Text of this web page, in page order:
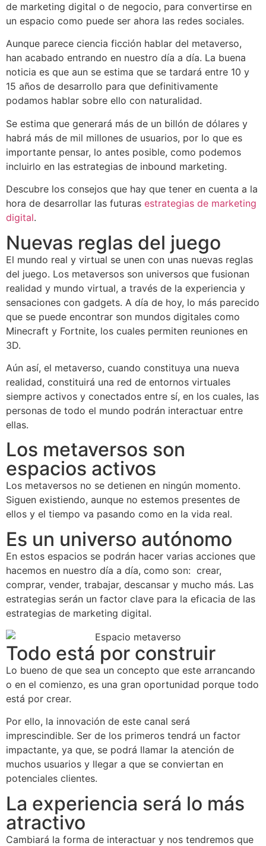
de marketing digital o de negocio, para convertirse en
un espacio como puede ser ahora las redes sociales.
Aunque parece ciencia ficción hablar del metaverso,
han acabado entrando en nuestro día a día. La buena
noticia es que aun se estima que se tardará entre 10 y
15 años de desarrollo para que definitivamente
podamos hablar sobre ello con naturalidad.
Se estima que generará más de un billón de dólares y
habrá más de mil millones de usuarios, por lo que es
importante pensar, lo antes posible, como podemos
incluirlo en las estrategias de inbound marketing.
Descubre los consejos que hay que tener en cuenta a la
hora de desarrollar las futuras estrategias de marketing
digital.
Nuevas reglas del juego
El mundo real y virtual se unen con unas nuevas reglas
del juego. Los metaversos son universos que fusionan
realidad y mundo virtual, a través de la experiencia y
sensaciones con gadgets. A día de hoy, lo más parecido
que se puede encontrar son mundos digitales como
Minecraft y Fortnite, los cuales permiten reuniones en
3D.
Aún así, el metaverso, cuando constituya una nueva
realidad, constituirá una red de entornos virtuales
siempre activos y conectados entre sí, en los cuales, las
personas de todo el mundo podrán interactuar entre
ellas.
Los metaversos son
espacios activos
Los metaversos no se detienen en ningún momento.
Siguen existiendo, aunque no estemos presentes de
ellos y el tiempo va pasando como en la vida real.
Es un universo autónomo
En estos espacios se podrán hacer varias acciones que
hacemos en nuestro día a día, como son: crear,
comprar, vender, trabajar, descansar y mucho más. Las
estrategias serán un factor clave para la eficacia de las
estrategias de marketing digital.
Todo está por construir
Lo bueno de que sea un concepto que este arrancando
o en el comienzo, es una gran oportunidad porque todo
está por crear.
Por ello, la innovación de este canal será
imprescindible. Ser de los primeros tendrá un factor
impactante, ya que, se podrá llamar la atención de
muchos usuarios y llegar a que se conviertan en
potenciales clientes.
La experiencia será lo más
atractivo
Cambiará la forma de interactuar y nos tendremos que